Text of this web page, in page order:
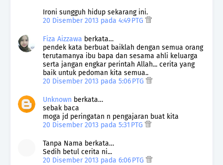
Ironi sungguh hidup sekarang ini.
20 Disember 2013 pada 4:49 PTG
Fiza Aizzawa berkata…
pendek kata berbuat baiklah dengan semua orang
terutamanya ibu bapa dan sesama ahli keluarga
serta jangan engkar perintah Allah... cerita yang
baik untuk pedoman kita semua..
20 Disember 2013 pada 5:06 PTG
Unknown berkata…
sebak baca
moga jd peringatan n pengajaran buat kita
20 Disember 2013 pada 5:31 PTG
Tanpa Nama berkata…
Sedih betul cerita ni...
20 Disember 2013 pada 6:06 PTG